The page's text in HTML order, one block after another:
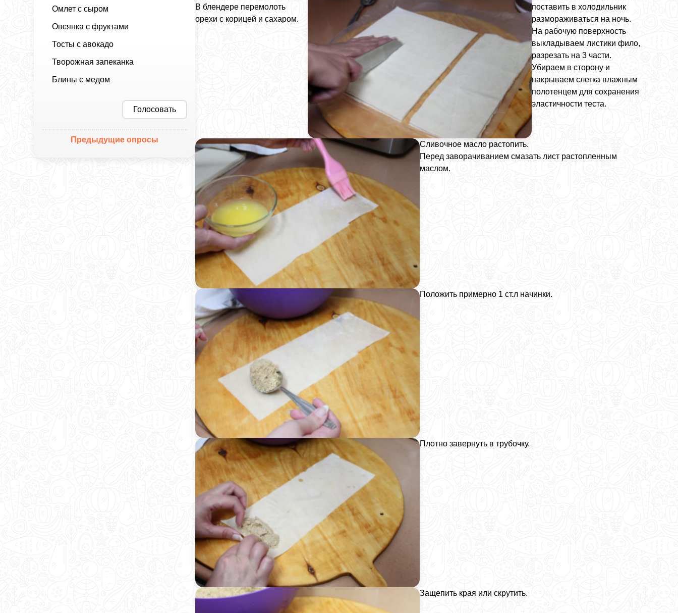
Омлет с сыром
Овсянка с фруктами
Тосты с авокадо
Творожная запеканка
Блины с медом
Голосовать
Предыдущие опросы
В блендере перемолоть
орехи с корицей и сахаром.
поставить в холодильник
размораживаться на ночь.
На рабочую поверхность
выкладываем листики фило,
разрезать на 3 части.
Убираем в сторону и
накрываем слегка влажным
полотенцем для сохранения
эластичности теста.
Сливочное масло растопить.
Перед заворачиванием смазать лист растопленным
маслом.
Положить примерно 1 ст.л начинки.
Плотно завернуть в трубочку.
Защепить края или скрутить.